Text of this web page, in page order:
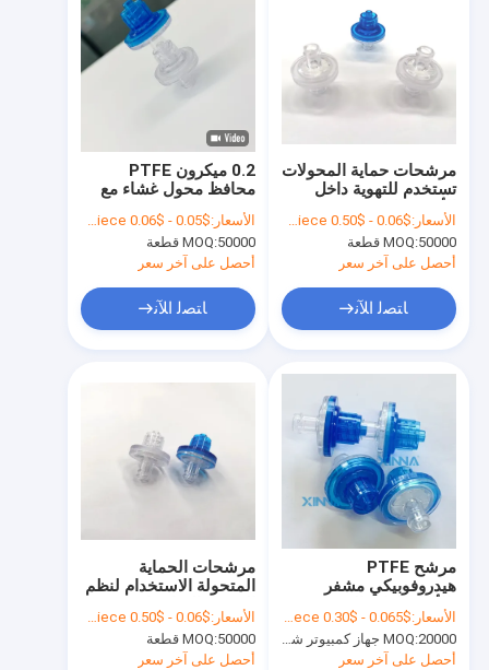
المنتجات
فيديوهات
معلومات عنا
جولة في المعمل
رقابة جودة
اتصل بنا
0.2 ميكرون PTFE
محافظ محول غشاء مع
الغسيل الدموي
الأسعار:$0.05 - $0.06 per piece
MOQ:50000 قطعة
أحصل على آخر سعر
ﺎﺘﺼﻟ ﺍﻶﻧ
مرشحات حماية المحولات
تستخدم للتهوية داخل
الأجهزة الطبية
الأسعار:$0.06 - $0.50 per piece
MOQ:50000 قطعة
أحصل على آخر سعر
ﺎﺘﺼﻟ ﺍﻶﻧ
مرشحات الحماية
المتحولة الاستخدام لنظم
التنفس القناة دائرة
التنفس التعقيم
الأسعار:$0.06 - $0.50 per piece
MOQ:50000 قطعة
أحصل على آخر سعر
مرشح PTFE
هيدروفوبيكي مشفر
بالألوان لعلاج الغسيل
الدموي
الأسعار:$0.065 - $0.30 per piece
MOQ:20000 جهاز كمبيوتر شخصى
أحصل على آخر سعر